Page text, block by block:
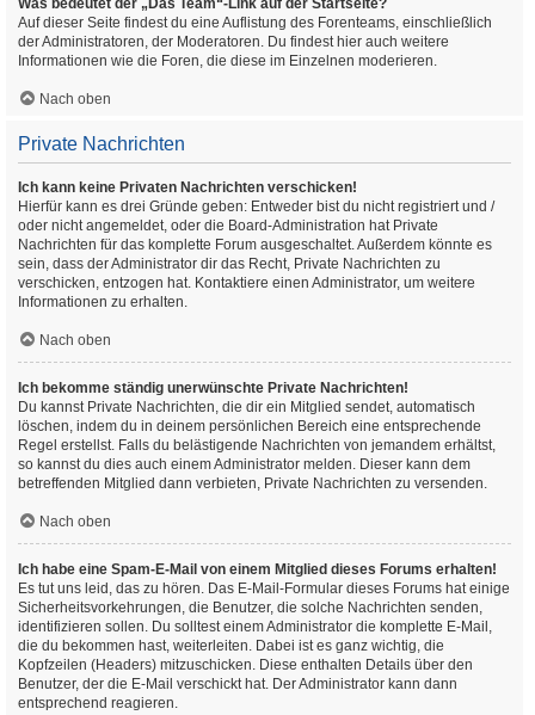
Was bedeutet der „Das Team“-Link auf der Startseite?
Auf dieser Seite findest du eine Auflistung des Forenteams, einschließlich
der Administratoren, der Moderatoren. Du findest hier auch weitere
Informationen wie die Foren, die diese im Einzelnen moderieren.
Nach oben
Private Nachrichten
Ich kann keine Privaten Nachrichten verschicken!
Hierfür kann es drei Gründe geben: Entweder bist du nicht registriert und /
oder nicht angemeldet, oder die Board-Administration hat Private
Nachrichten für das komplette Forum ausgeschaltet. Außerdem könnte es
sein, dass der Administrator dir das Recht, Private Nachrichten zu
verschicken, entzogen hat. Kontaktiere einen Administrator, um weitere
Informationen zu erhalten.
Nach oben
Ich bekomme ständig unerwünschte Private Nachrichten!
Du kannst Private Nachrichten, die dir ein Mitglied sendet, automatisch
löschen, indem du in deinem persönlichen Bereich eine entsprechende
Regel erstellst. Falls du belästigende Nachrichten von jemandem erhältst,
so kannst du dies auch einem Administrator melden. Dieser kann dem
betreffenden Mitglied dann verbieten, Private Nachrichten zu versenden.
Nach oben
Ich habe eine Spam-E-Mail von einem Mitglied dieses Forums erhalten!
Es tut uns leid, das zu hören. Das E-Mail-Formular dieses Forums hat einige
Sicherheitsvorkehrungen, die Benutzer, die solche Nachrichten senden,
identifizieren sollen. Du solltest einem Administrator die komplette E-Mail,
die du bekommen hast, weiterleiten. Dabei ist es ganz wichtig, die
Kopfzeilen (Headers) mitzuschicken. Diese enthalten Details über den
Benutzer, der die E-Mail verschickt hat. Der Administrator kann dann
entsprechend reagieren.